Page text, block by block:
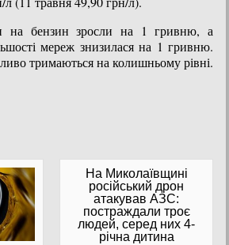
на бензин зросли на 1 гривню, а
мереж знизилася на 1 гривню.
тримаються на колишньому рівні.
На Миколаївщині
російський дрон
атакував АЗС:
постраждали троє
людей, серед них 4-
річна дитина